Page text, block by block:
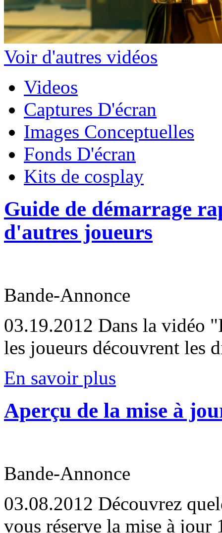
Voir d'autres vidéos
Videos
Captures D'écran
Images Conceptuelles
Fonds D'écran
Kits de cosplay
Guide de démarrage
d'autres joueurs
Bande-Annonce
03.19.2012 Dans la vidéo
les joueurs découvrent les
En savoir plus
Aperçu de la mise à
Bande-Annonce
03.08.2012 Découvrez
vous réserve la mise à